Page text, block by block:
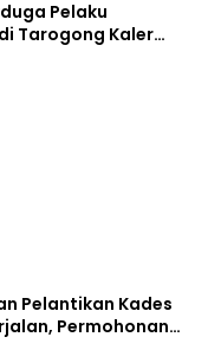
Pelaku
Tarogong Kaler
Diburu
Pelantikan Kades
Permohonan
Proses